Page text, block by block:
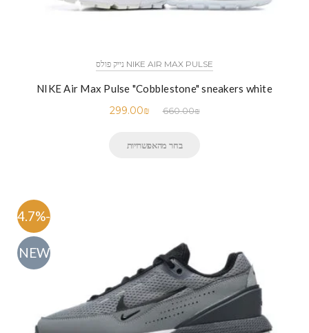
NIKE AIR MAX PULSE נייק פולס
NIKE Air Max Pulse "Cobblestone" sneakers white
660.00₪
299.00₪
בחר מהאפשרויות
-54.7%
NEW